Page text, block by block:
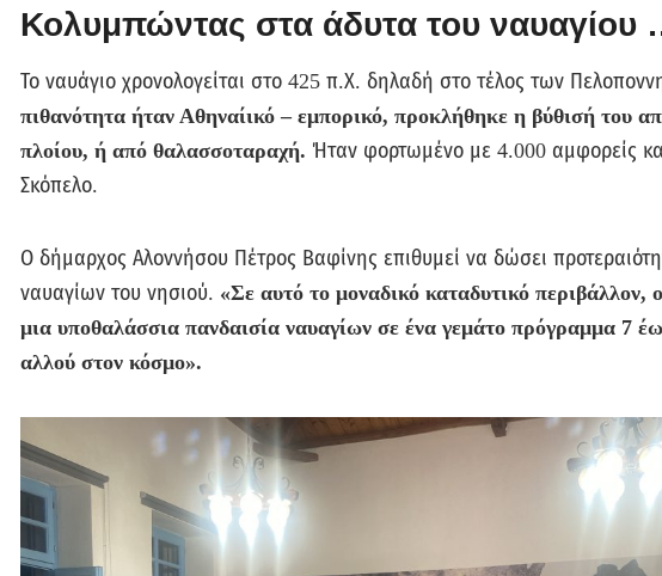
Κολυμπώντας στα άδυτα του ναυαγίου
Το ναυάγιο χρονολογείται στο 425 π.Χ. δηλαδή στο τέλος των
πιθανότητα ήταν Αθηναίικό – εμπορικό, προκλήθηκε η βύθισή του
πλοίου, ή από θαλασσοταραχή. Ήταν φορτωμένο με 4.000 αμφορείς
Σκόπελο.
Ο δήμαρχος Αλοννήσου Πέτρος Βαφίνης επιθυμεί να δώσει
ναυαγίων του νησιού. «Σε αυτό το μοναδικό καταδυτικό
μια υποθαλάσσια πανδαισία ναυαγίων σε ένα γεμάτο πρόγραμμα 7
αλλού στον κόσμο».